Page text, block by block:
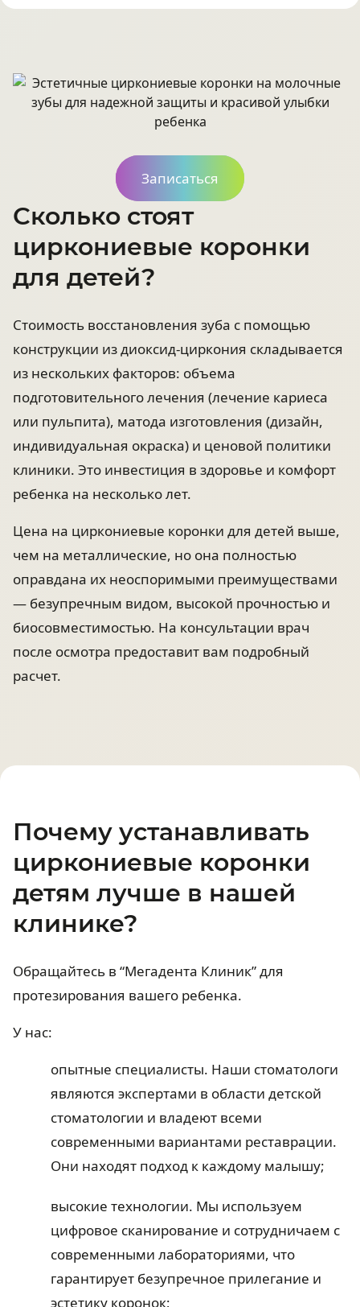
Записаться
Сколько стоят
циркониевые коронки
для детей?
Стоимость восстановления зуба с помощью
конструкции из диоксид-циркония складывается
из нескольких факторов: объема
подготовительного лечения (лечение кариеса
или пульпита), матода изготовления (дизайн,
индивидуальная окраска) и ценовой политики
клиники. Это инвестиция в здоровье и комфорт
ребенка на несколько лет.
Цена на циркониевые коронки для детей выше,
чем на металлические, но она полностью
оправдана их неоспоримыми преимуществами
— безупречным видом, высокой прочностью и
биосовместимостью. На консультации врач
после осмотра предоставит вам подробный
расчет.
Почему устанавливать
циркониевые коронки
детям лучше в нашей
клинике?
Обращайтесь в “Мегадента Клиник” для
протезирования вашего ребенка.
У нас:
опытные специалисты. Наши стоматологи
являются экспертами в области детской
стоматологии и владеют всеми
современными вариантами реставрации.
Они находят подход к каждому малышу;
высокие технологии. Мы используем
цифровое сканирование и сотрудничаем с
современными лабораториями, что
гарантирует безупречное прилегание и
эстетику коронок;